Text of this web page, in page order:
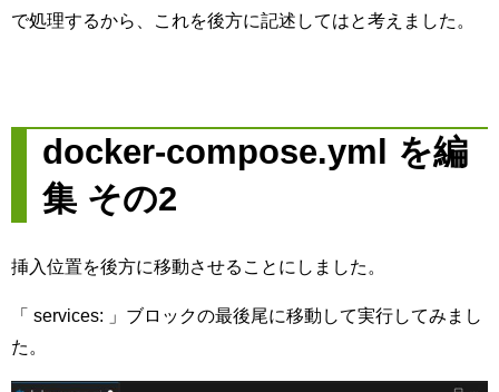
で処理するから、これを後方に記述してはと考えました。
docker-compose.yml を編
集 その2
挿入位置を後方に移動させることにしました。
「 services: 」ブロックの最後尾に移動して実行してみまし
た。